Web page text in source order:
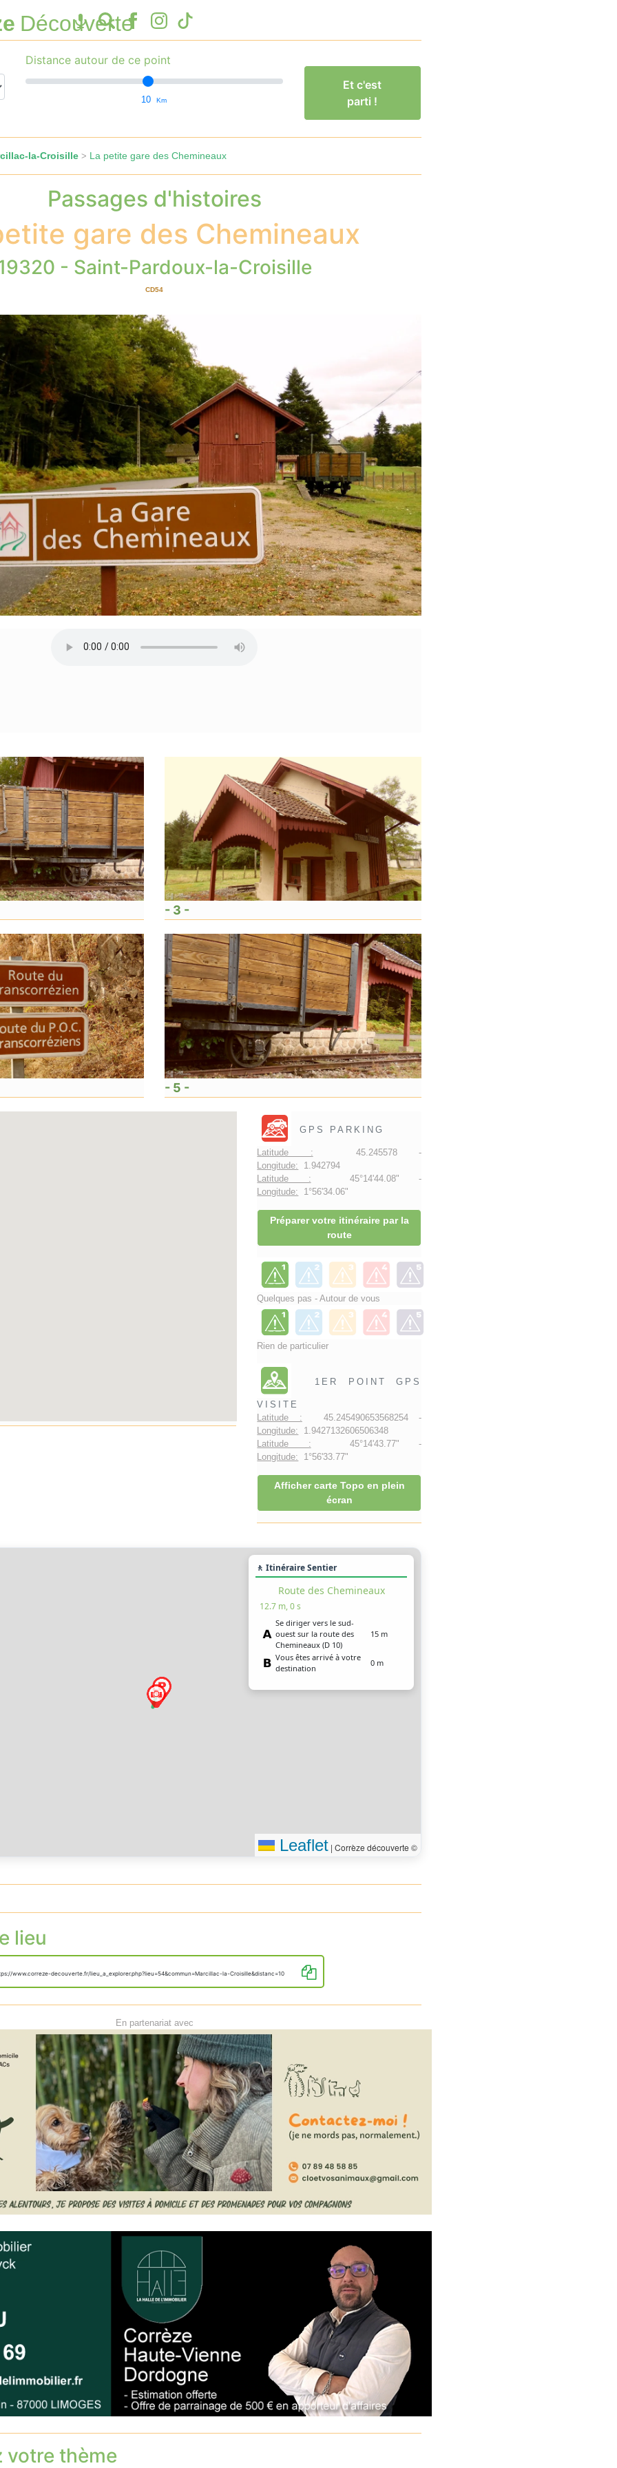
Découverte
Distance autour de ce point
10 Km
Et c'est
parti !
la-Croisille> La petite gare des Chemineaux
Passages d'histoires
gare des Chemineaux
- Saint-Pardoux-la-Croisille
CD54
- 3 -
- 5 -
GPS PARKING
Latitude : 45.245578 -
Longitude: 1.942794
Latitude : 45°14'44.08" -
Longitude: 1°56'34.06"
Préparer votre itinéraire par la
route
Quelques pas - Autour de vous
Rien de particulier
1ER POINT GPS
VISITE
Latitude : 45.245490653568254 -
Longitude: 1.9427132606506348
Latitude : 45°14'43.77" -
Longitude: 1°56'33.77"
Afficher carte Topo en plein
écran
🚶 Itinéraire Sentier
Route des Chemineaux
12.7 m, 0 s
Se diriger vers le sud-
ouest sur la route des
Chemineaux (D 10)
15 m
Vous êtes arrivé à votre
destination
0 m
Leaflet | Corrèze découverte ©
lieu
www.correze-decouverte.fr/lieu_a_explorer.php?lieu=54&commun=Marcillac-la-Croisille&distanc=10
En partenariat avec
votre thème